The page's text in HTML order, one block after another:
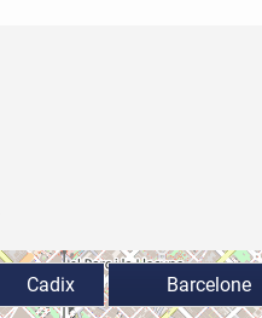
Cadix Barcelone